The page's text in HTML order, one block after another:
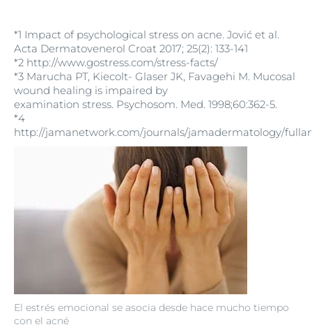
El estrés emocional se asocia desde hace mucho tiempo
con el acné
*1 Impact of psychological stress on acne. Jović et al.
Acta Dermatovenerol Croat 2017; 25(2): 133-141
*2 http://www.gostress.com/stress-facts/
*3 Marucha PT, Kiecolt- Glaser JK, Favagehi M. Mucosal
wound healing is impaired by
examination stress. Psychosom. Med. 1998;60:362-5.
*4
http://jamanetwork.com/journals/jamadermatology/